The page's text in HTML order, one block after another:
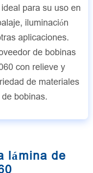
para su uso en
iluminación
aplicaciones.
de bobinas
con relieve y
de materiales
bobinas.
lámina de